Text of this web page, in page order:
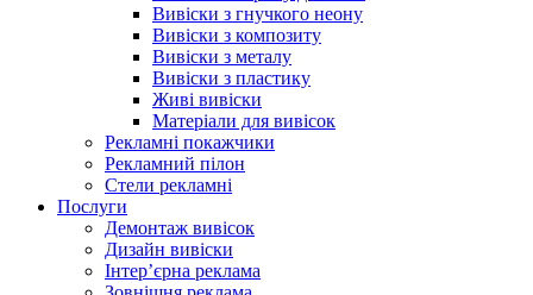
Вивіски з гнучкого неону
Вивіски з композиту
Вивіски з металу
Вивіски з пластику
Живі вивіски
Матеріали для вивісок
Рекламні покажчики
Рекламний пілон
Стели рекламні
Послуги
Демонтаж вивісок
Дизайн вивіски
Інтер’єрна реклама